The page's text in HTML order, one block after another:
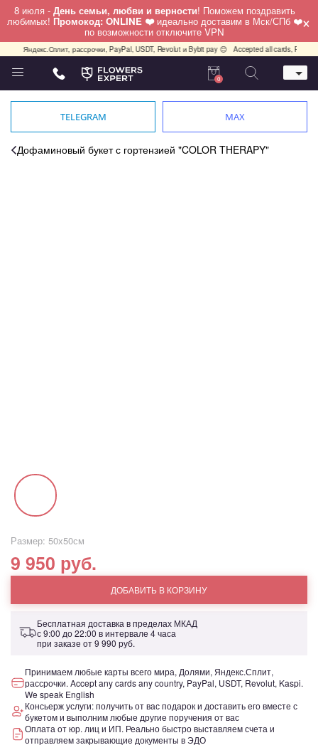
8 июля - День семьи, любви и верности! Поможем поздравить
любимых! Промокод: ONLINE ❤️ идеально доставим в Мск/СПб ❤️
по возможности отключите VPN ×
рассрочки, PayPal, USDT, Revolut и Bybit pay 😊 Accepted all cards, PayPal,
Телефон
+7 (495) 982-55-05
0
TELEGRAM MAX
Дофаминовый букет с гортензией "COLOR THERAPY"
Размер: 50х50см
9 950 руб.
ДОБАВИТЬ В КОРЗИНУ
Бесплатная доставка в пределах МКАД
с 9:00 до 22:00 в интервале 4 часа
при заказе от9 990 руб.
Принимаем любые карты всего мира, Долями, Яндекс.Сплит,
рассрочки. Accept any cards any country, PayPal, USDT, Revolut, Kaspi.
We speak English
Консьерж услуги: получить от вас подарок и доставить его вместе с
букетом и выполним любые другие поручения от вас
Оплата от юр. лиц и ИП. Реально быстро выставляем счета и
отправляем закрывающие документы в ЭДО